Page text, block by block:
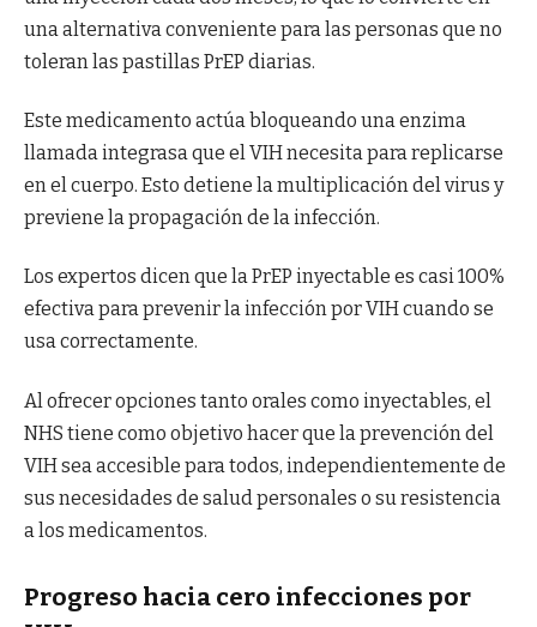
una alternativa conveniente para las personas que no
toleran las pastillas PrEP diarias.
Este medicamento actúa bloqueando una enzima
llamada integrasa que el VIH necesita para replicarse
en el cuerpo. Esto detiene la multiplicación del virus y
previene la propagación de la infección.
Los expertos dicen que la PrEP inyectable es casi 100%
efectiva para prevenir la infección por VIH cuando se
usa correctamente.
Al ofrecer opciones tanto orales como inyectables, el
NHS tiene como objetivo hacer que la prevención del
VIH sea accesible para todos, independientemente de
sus necesidades de salud personales o su resistencia
a los medicamentos.
Progreso hacia cero infecciones por